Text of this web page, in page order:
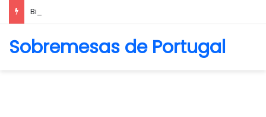
Biscoito Amanteigado
Sobremesas de Portugal